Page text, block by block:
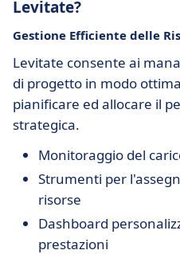
Levitate?
Gestione Efficiente delle
Levitate consente ai
di progetto in modo
pianificare ed allocare il
strategica.
Monitoraggio del
Strumenti per
risorse
Dashboard
prestazioni